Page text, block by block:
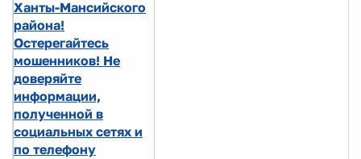
Ханты-Мансийского
района!
Остерегайтесь
мошенников! Не
доверяйте
информации,
полученной в
социальных сетях и
по телефону